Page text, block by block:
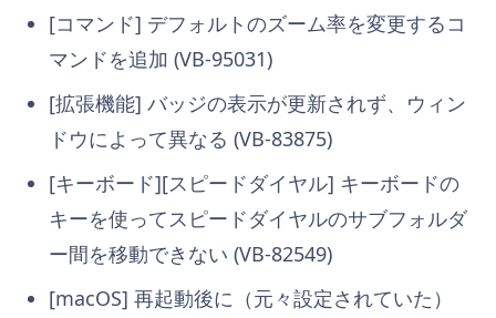
[コマンド] デフォルトのズーム率を変更するコ
マンドを追加 (VB-95031)
[拡張機能] バッジの表示が更新されず、ウィン
ドウによって異なる (VB-83875)
[キーボード][スピードダイヤル] キーボードの
キーを使ってスピードダイヤルのサブフォルダ
ー間を移動できない (VB-82549)
[macOS] 再起動後に（元々設定されていた）